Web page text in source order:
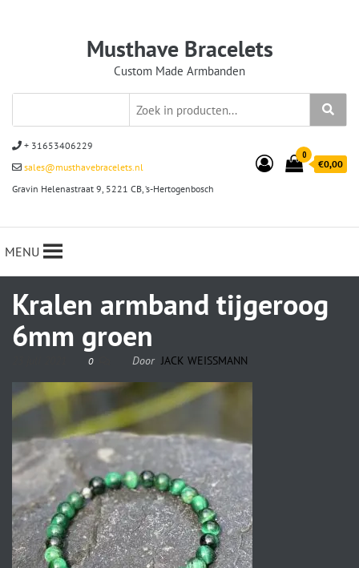
Musthave Bracelets
Custom Made Armbanden
+ 31653406229
sales@musthavebracelets.nl
Gravin Helenastraat 9, 5221 CB, ‘s-Hertogenbosch
0
€0,00
MENU
Kralen armband tijgeroog
6mm groen
0 Door JACK WEISSMANN